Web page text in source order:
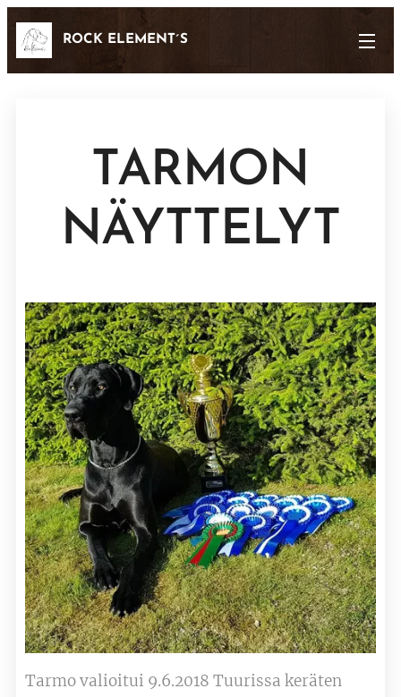
ROCK ELEMENT´S
TARMON
NÄYTTELYT
Tarmo valioitui 9.6.2018 Tuurissa keräten